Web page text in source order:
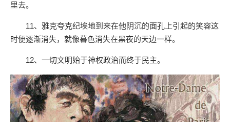
里去。
11、雅克夸克纪埃地到来在他阴沉的面孔上引起的笑容这
时便逐渐消失，就像暮色消失在黑夜的天边一样。
12、一切文明始于神权政治而终于民主。